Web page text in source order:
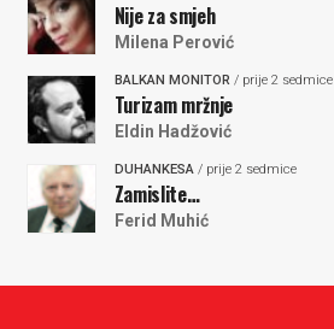
Nije za smjeh
Milena Perović
BALKAN MONITOR/ prije 2 sedmice
Turizam mržnje
Eldin Hadžović
DUHANKESA/ prije 2 sedmice
Zamislite…
Ferid Muhić